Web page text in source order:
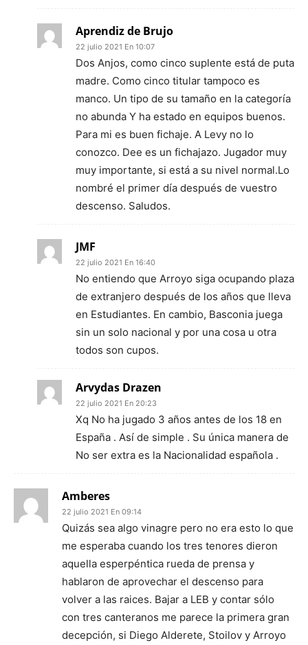
Aprendiz de Brujo
22 julio 2021 En 10:07
Dos Anjos, como cinco suplente está de puta
madre. Como cinco titular tampoco es
manco. Un tipo de su tamaño en la categoría
no abunda Y ha estado en equipos buenos.
Para mi es buen fichaje. A Levy no lo
conozco. Dee es un fichajazo. Jugador muy
muy importante, si está a su nivel normal.Lo
nombré el primer día después de vuestro
descenso. Saludos.
JMF
22 julio 2021 En 16:40
No entiendo que Arroyo siga ocupando plaza
de extranjero después de los años que lleva
en Estudiantes. En cambio, Basconia juega
sin un solo nacional y por una cosa u otra
todos son cupos.
Arvydas Drazen
22 julio 2021 En 20:23
Xq No ha jugado 3 años antes de los 18 en
España . Así de simple . Su única manera de
No ser extra es la Nacionalidad española .
Amberes
22 julio 2021 En 09:14
Quizás sea algo vinagre pero no era esto lo que
me esperaba cuando los tres tenores dieron
aquella esperpéntica rueda de prensa y
hablaron de aprovechar el descenso para
volver a las raices. Bajar a LEB y contar sólo
con tres canteranos me parece la primera gran
decepción, si Diego Alderete, Stoilov y Arroyo